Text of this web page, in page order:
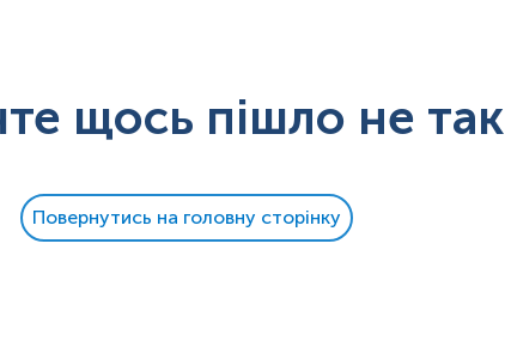
щось пішло не так
Повернутись на головну сторінку